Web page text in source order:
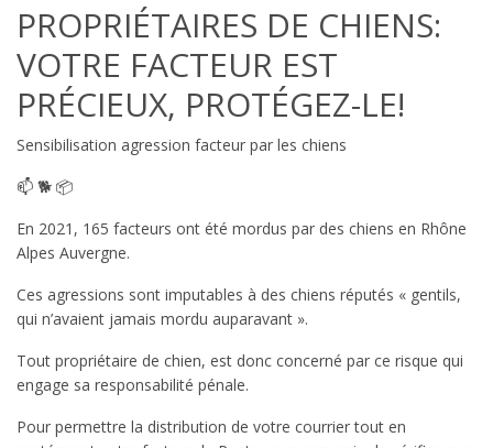
PROPRIÉTAIRES DE CHIENS:
VOTRE FACTEUR EST
PRÉCIEUX, PROTÉGEZ-LE!
Sensibilisation agression facteur par les chiens
📫 🐕 📦
En 2021, 165 facteurs ont été mordus par des chiens en Rhône
Alpes Auvergne.
Ces agressions sont imputables à des chiens réputés « gentils,
qui n’avaient jamais mordu auparavant ».
Tout propriétaire de chien, est donc concerné par ce risque qui
engage sa responsabilité pénale.
Pour permettre la distribution de votre courrier tout en